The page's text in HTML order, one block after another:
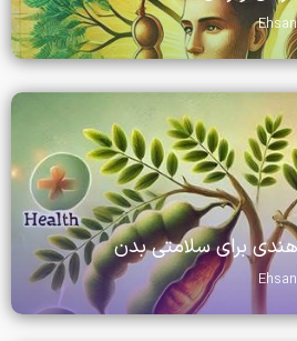
برای سلامتی بدن